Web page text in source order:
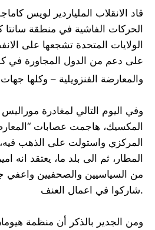
قاد الانقلاب الملياردير لويس
الحركات الفاشية في منطقة سانتا
الولايات المتحدة تشجعها على
على دعم من الدول المجاورة في
والمعارضة الفنزويلية – وكلها
وفي اليوم التالي لمغادرة
المكسيك، هاجمت عصابات
المركزي واستولت على الذهب
المطار، ثم الى بلد ما، يعتقد انه
من السياسيين والصحفيين واعفي
شاركوا في اعمال العنف.
ومن الجدير بالذكر أن منظمة